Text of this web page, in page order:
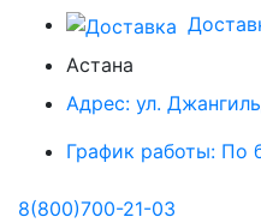
Астана
Адрес: ул.
График работы: По
8(800)700-21-03